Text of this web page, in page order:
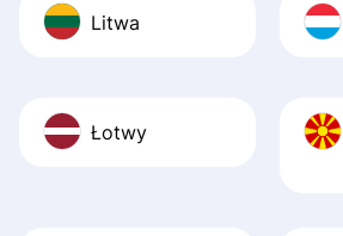
Litwa
Łotwy